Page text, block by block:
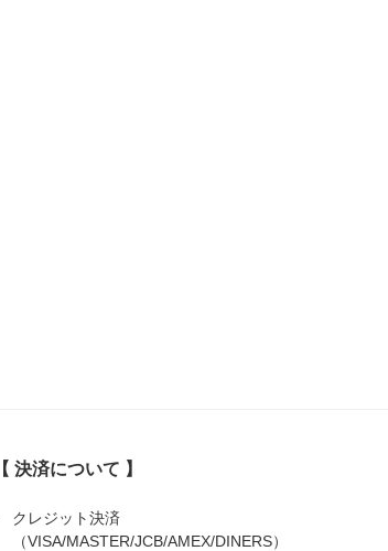
【 決済について 】
クレジット決済
（VISA/MASTER/JCB/AMEX/DINERS）